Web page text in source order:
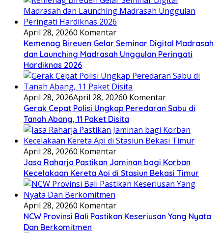
April 28, 20260 Komentar
Kemenag Bireuen Gelar Seminar Digital Madrasah
dan Launching Madrasah Unggulan Peringati
Hardiknas 2026
April 28, 2026April 28, 20260 Komentar
Gerak Cepat Polisi Ungkap Peredaran Sabu di
Tanah Abang, 11 Paket Disita
April 28, 20260 Komentar
Jasa Raharja Pastikan Jaminan bagi Korban
Kecelakaan Kereta Api di Stasiun Bekasi Timur
April 28, 20260 Komentar
NCW Provinsi Bali Pastikan Keseriusan Yang Nyata
Dan Berkomitmen